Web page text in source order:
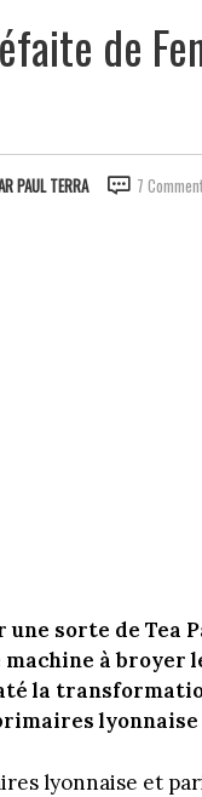
de
PAUL TERRA 7
sorte de Tea
à broyer
la
lyonnaise et